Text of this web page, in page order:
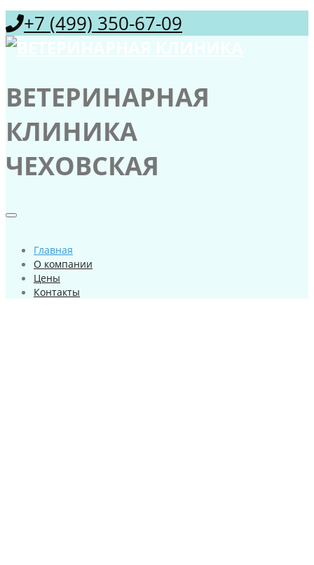
+7 (499) 350-67-09
ВЕТЕРИНАРНАЯ
КЛИНИКА
ЧЕХОВСКАЯ
Главная
О компании
Цены
Контакты